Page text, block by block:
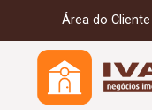
Área do Cliente